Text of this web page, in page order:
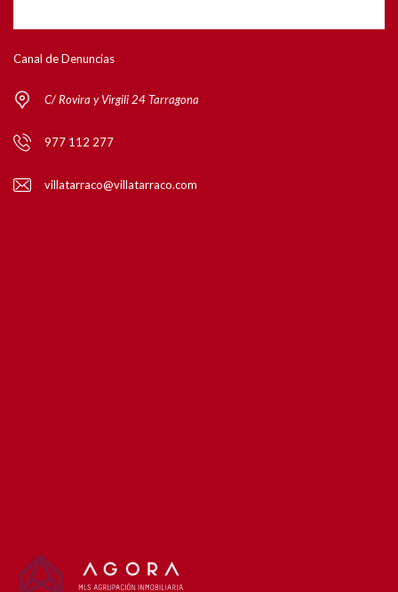
Canal de Denuncias
C/ Rovira y Virgili 24 Tarragona
977 112 277
villatarraco@villatarraco.com